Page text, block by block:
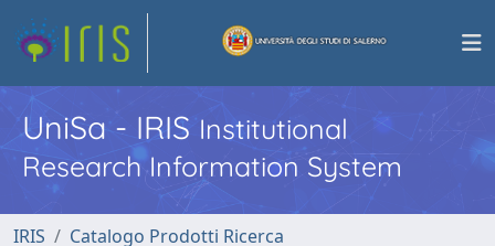
UniSa - IRISInstitutional
Research Information System
IRIS
Catalogo Prodotti Ricerca